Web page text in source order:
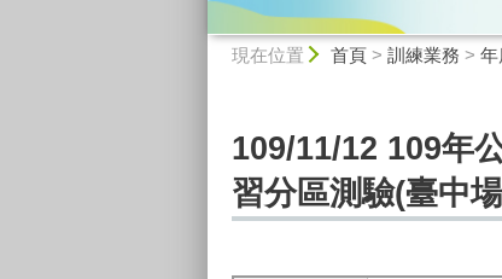
現在位置 首頁> 訓練業務 > 年
109/11/12 109年
習分區測驗(臺中